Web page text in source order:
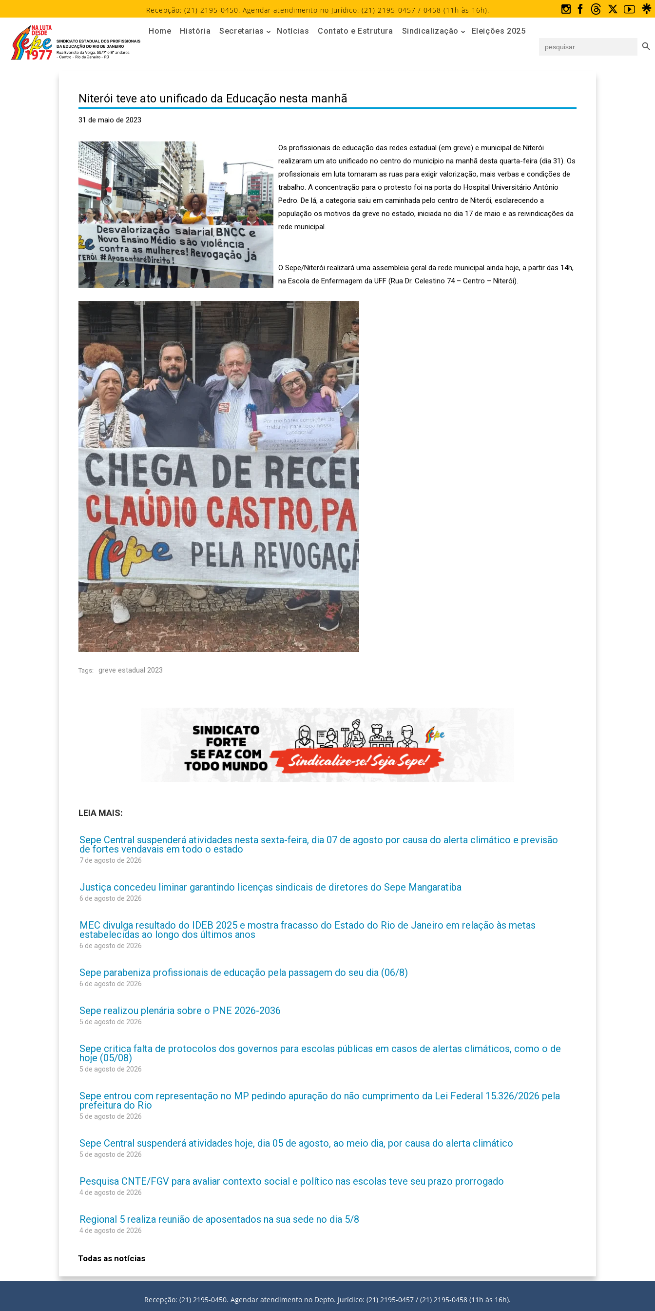
Recepção: (21) 2195-0450. Agendar atendimento no Jurídico: (21) 2195-0457 / 0458 (11h às 16h).
Home História Secretarias Notícias Contato e Estrutura Sindicalização
Eleições 2025
for:
Niterói teve ato unificado da Educação nesta manhã
31 de maio de 2023
Os profissionais de educação das redes estadual (em greve) e municipal de Niterói
realizaram um ato unificado no centro do município na manhã desta quarta-feira (dia 31). Os
profissionais em luta tomaram as ruas para exigir valorização, mais verbas e condições de
trabalho. A concentração para o protesto foi na porta do Hospital Universitário Antônio
Pedro. De lá, a categoria saiu em caminhada pelo centro de Niterói, esclarecendo a
população os motivos da greve no estado, iniciada no dia 17 de maio e as reivindicações da
rede municipal.
O Sepe/Niterói realizará uma assembleia geral da rede municipal ainda hoje, a partir das 14h,
na Escola de Enfermagem da UFF (Rua Dr. Celestino 74 – Centro – Niterói).
Tags: greve estadual 2023
LEIA MAIS:
Sepe Central suspenderá atividades nesta sexta-feira, dia 07 de agosto por causa do alerta climático e previsão
de fortes vendavais em todo o estado
7 de agosto de 2026
Justiça concedeu liminar garantindo licenças sindicais de diretores do Sepe Mangaratiba
6 de agosto de 2026
MEC divulga resultado do IDEB 2025 e mostra fracasso do Estado do Rio de Janeiro em relação às metas
estabelecidas ao longo dos últimos anos
6 de agosto de 2026
Sepe parabeniza profissionais de educação pela passagem do seu dia (06/8)
6 de agosto de 2026
Sepe realizou plenária sobre o PNE 2026-2036
5 de agosto de 2026
Sepe critica falta de protocolos dos governos para escolas públicas em casos de alertas climáticos, como o de
hoje (05/08)
5 de agosto de 2026
Sepe entrou com representação no MP pedindo apuração do não cumprimento da Lei Federal 15.326/2026 pela
prefeitura do Rio
5 de agosto de 2026
Sepe Central suspenderá atividades hoje, dia 05 de agosto, ao meio dia, por causa do alerta climático
5 de agosto de 2026
Pesquisa CNTE/FGV para avaliar contexto social e político nas escolas teve seu prazo prorrogado
4 de agosto de 2026
Regional 5 realiza reunião de aposentados na sua sede no dia 5/8
4 de agosto de 2026
Todas as notícias
Recepção: (21) 2195-0450. Agendar atendimento no Depto. Jurídico: (21) 2195-0457 / (21) 2195-0458 (11h às 16h).